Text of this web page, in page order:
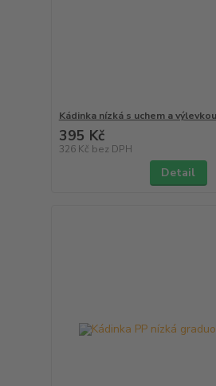
Kádinka nízká s uchem a
395 Kč
326 Kč bez DPH
Detail